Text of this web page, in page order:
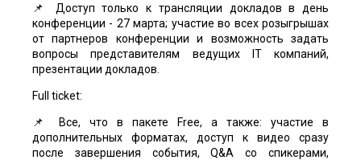
📌 Доступ только к трансляции докладов в день
конференции - 27 марта; участие во всех розыгрышах
от партнеров конференции и возможность задать
вопросы представителям ведущих IT компаний,
презентации докладов.
Full ticket:
📌 Все, что в пакете Free, а также: участие в
дополнительных форматах, доступ к видео сразу
после завершения события, Q&A со спикерами,